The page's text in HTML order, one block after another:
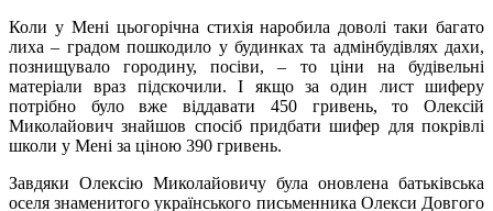
Коли у Мені цьогорічна стихія наробила доволі таки багато
лиха – градом пошкодило у будинках та адмінбудівлях дахи,
познищувало городину, посіви, – то ціни на будівельні
матеріали враз підскочили. І якщо за один лист шиферу
потрібно було вже віддавати 450 гривень, то Олексій
Миколайович знайшов спосіб придбати шифер для покрівлі
школи у Мені за ціною 390 гривень.
Завдяки Олексію Миколайовичу була оновлена батьківська
оселя знаменитого українського письменника Олекси Довгого